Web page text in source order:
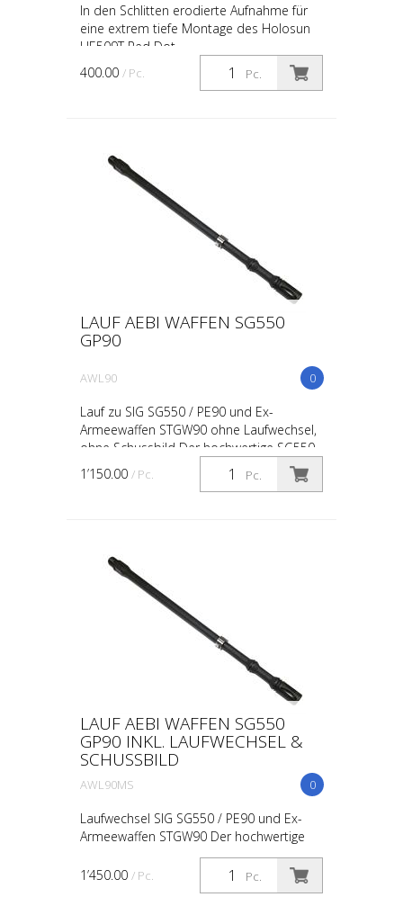
In den Schlitten erodierte Aufnahme für
eine extrem tiefe Montage des Holosun
HE509T Red Dot
Pc.
400.00 / Pc.
LAUF AEBI WAFFEN SG550
GP90
0
AWL90
Lauf zu SIG SG550 / PE90 und Ex-
Armeewaffen STGW90 ohne Laufwechsel,
ohne Schussbild Der hochwertige SG550
Lauf von Aebi Waffen kombiniert
erstklassige geschmiedete Rohli...
Pc.
1’150.00 / Pc.
LAUF AEBI WAFFEN SG550
GP90 INKL. LAUFWECHSEL &
SCHUSSBILD
0
AWL90MS
Laufwechsel SIG SG550 / PE90 und Ex-
Armeewaffen STGW90 Der hochwertige
SG550 Lauf von Aebi Waffen kombiniert
erstklassige geschmiedete Rohlinge eines
renommierten Herstel...
Pc.
1’450.00 / Pc.